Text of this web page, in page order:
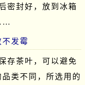
密封好，放到冰箱
发霉
存茶叶，可以避免
类不同，所选用的